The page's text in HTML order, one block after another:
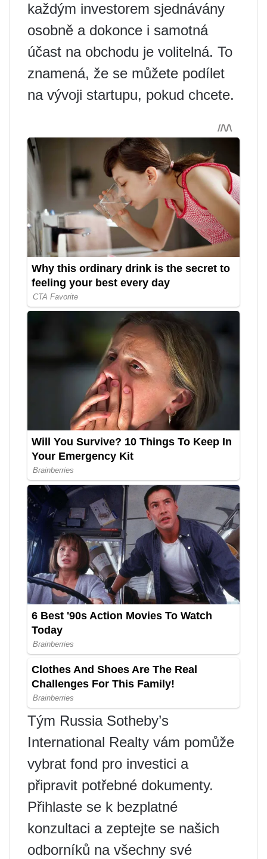
každým investorem sjednávány
osobně a dokonce i samotná
účast na obchodu je volitelná. To
znamená, že se můžete podílet
na vývoji startupu, pokud chcete.
Tým Russia Sotheby’s
International Realty vám pomůže
vybrat fond pro investici a
připravit potřebné dokumenty.
Přihlaste se k bezplatné
konzultaci a zeptejte se našich
odborníků na všechny své